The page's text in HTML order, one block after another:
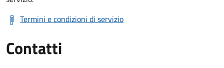
Termini e condizioni di servizio
Contatti